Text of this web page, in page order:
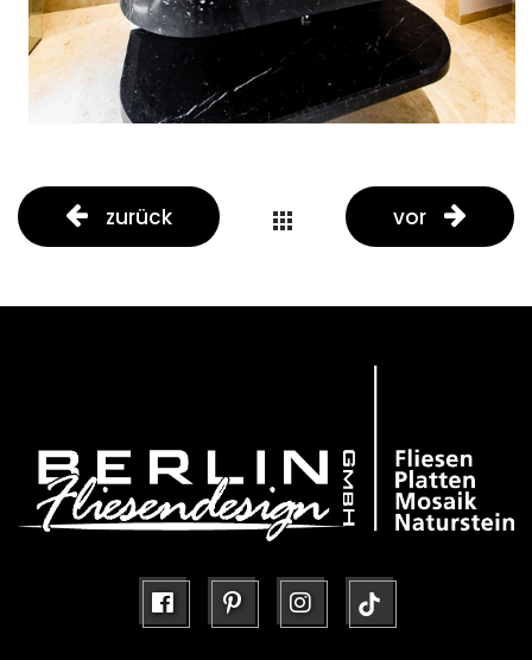
zurück
portfolio
vor
facebookpinterestinstagram